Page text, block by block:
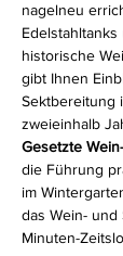
nagelneu
historische
gibt Ihnen
Sektbereitung
zweieinhalb
Gesetzte
die Führung
im
das Wein- und
Minuten-